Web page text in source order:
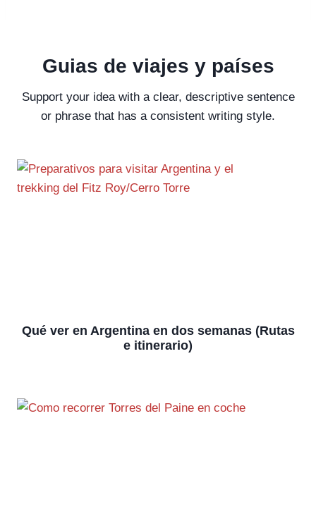
Guias de viajes y países
Support your idea with a clear, descriptive sentence
or phrase that has a consistent writing style.
Qué ver en Argentina en dos semanas (Rutas
e itinerario)